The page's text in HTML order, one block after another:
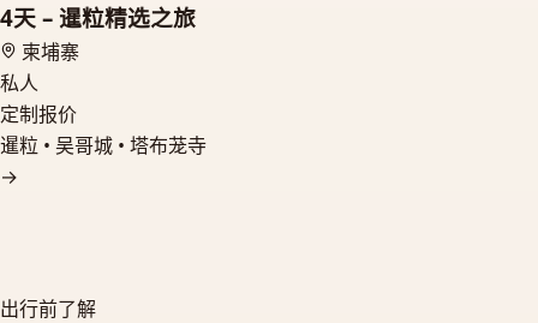
4天 – 暹粒精选之旅
柬埔寨
私人
定制报价
暹粒 • 吴哥城 • 塔布茏寺
→
出行前了解